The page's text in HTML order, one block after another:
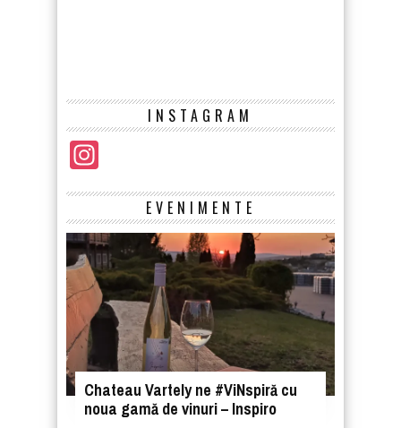
INSTAGRAM
EVENIMENTE
Chateau Vartely ne #ViNspiră cu
noua gamă de vinuri – Inspiro